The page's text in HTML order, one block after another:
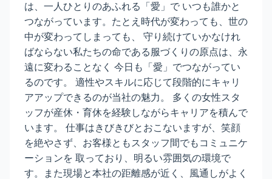
は、一人ひとりのあふれる「愛」で いつも誰かと
つながっています。たとえ時代が変わっても、世の
中が変わってしまっても、 守り続けていかなけれ
ばならない私たちの命である服づくりの原点は、永
遠に変わることなく 今日も「愛」でつながってい
るのです。 適性やスキルに応じて段階的にキャリ
アアップできるのが当社の魅力。 多くの女性スタ
ッフが産休・育休を経験しながらキャリアを積んで
います。 仕事はきびきびとおこないますが、笑顔
を絶やさず、お客様ともスタッフ間でもコミュニケ
ーションを 取っており、明るい雰囲気の環境で
す。また現場と本社の距離感が近く、風通しがよく